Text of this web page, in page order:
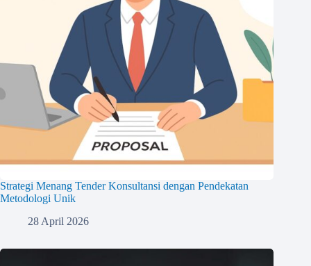
Strategi Menang Tender Konsultansi dengan Pendekatan
Metodologi Unik
28 April 2026